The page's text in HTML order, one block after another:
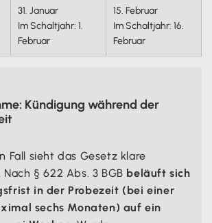
31. Januar
Im Schaltjahr: 1.
Februar
15. Februar
Im Schaltjahr: 16.
Februar
Kündigung während der
Fall sieht das Gesetz klare
§ 622 Abs. 3 BGB beläuft sich
in der Probezeit (bei einer
sechs Monaten) auf ein